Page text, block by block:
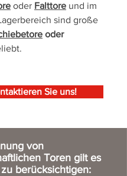
oder Falttore und im
sind große
oder
Sie uns!
von
Toren gilt es
berücksichtigen: